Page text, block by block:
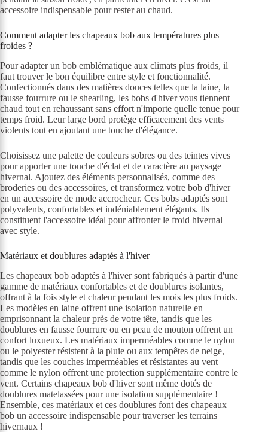
accessoire indispensable pour rester au chaud.
Comment adapter les chapeaux bob aux températures plus
froides ?
Pour adapter un bob emblématique aux climats plus froids, il
faut trouver le bon équilibre entre style et fonctionnalité.
Confectionnés dans des matières douces telles que la laine, la
fausse fourrure ou le shearling, les bobs d'hiver vous tiennent
chaud tout en rehaussant sans effort n'importe quelle tenue pour
temps froid. Leur large bord protège efficacement des vents
violents tout en ajoutant une touche d'élégance.
Choisissez une palette de couleurs sobres ou des teintes vives
pour apporter une touche d'éclat et de caractère au paysage
hivernal. Ajoutez des éléments personnalisés, comme des
broderies ou des accessoires, et transformez votre bob d'hiver
en un accessoire de mode accrocheur. Ces bobs adaptés sont
polyvalents, confortables et indéniablement élégants. Ils
constituent l'accessoire idéal pour affronter le froid hivernal
avec style.
Matériaux et doublures adaptés à l'hiver
Les chapeaux bob adaptés à l'hiver sont fabriqués à partir d'une
gamme de matériaux confortables et de doublures isolantes,
offrant à la fois style et chaleur pendant les mois les plus froids.
Les modèles en laine offrent une isolation naturelle en
emprisonnant la chaleur près de votre tête, tandis que les
doublures en fausse fourrure ou en peau de mouton offrent un
confort luxueux. Les matériaux imperméables comme le nylon
ou le polyester résistent à la pluie ou aux tempêtes de neige,
tandis que les couches imperméables et résistantes au vent
comme le nylon offrent une protection supplémentaire contre le
vent. Certains chapeaux bob d'hiver sont même dotés de
doublures matelassées pour une isolation supplémentaire !
Ensemble, ces matériaux et ces doublures font des chapeaux
bob un accessoire indispensable pour traverser les terrains
hivernaux !